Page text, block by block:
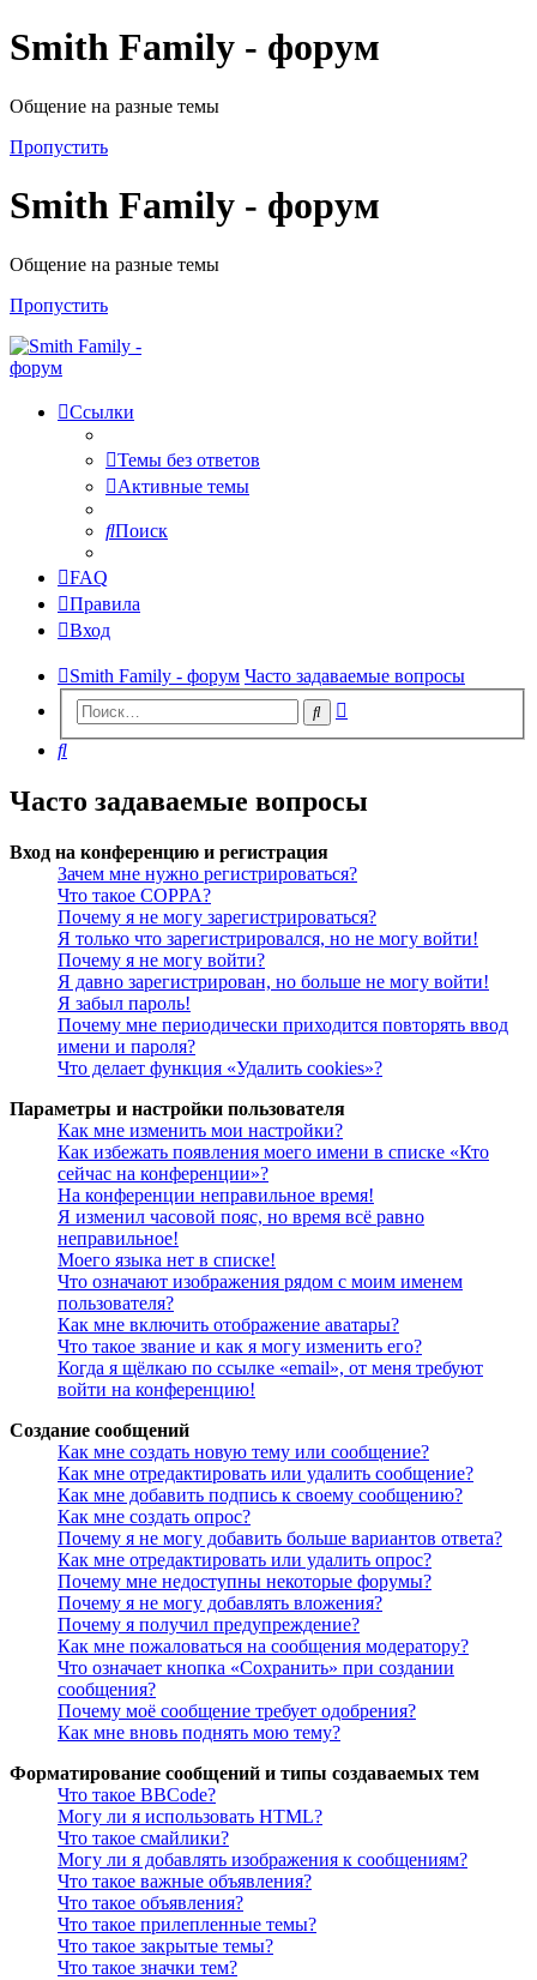
Smith Family - форум
Общение на разные темы
Пропустить
Smith Family - форум
Общение на разные темы
Пропустить
Ссылки
Темы без ответов
Активные темы
Поиск
FAQ
Правила
Вход
Smith Family - форум Часто задаваемые вопросы
Поиск
Поиск
Часто задаваемые вопросы
Вход на конференцию и регистрация
Зачем мне нужно регистрироваться?
Что такое COPPA?
Почему я не могу зарегистрироваться?
Я только что зарегистрировался, но не могу войти!
Почему я не могу войти?
Я давно зарегистрирован, но больше не могу войти!
Я забыл пароль!
Почему мне периодически приходится повторять ввод
имени и пароля?
Что делает функция «Удалить cookies»?
Параметры и настройки пользователя
Как мне изменить мои настройки?
Как избежать появления моего имени в списке «Кто
сейчас на конференции»?
На конференции неправильное время!
Я изменил часовой пояс, но время всё равно
неправильное!
Моего языка нет в списке!
Что означают изображения рядом с моим именем
пользователя?
Как мне включить отображение аватары?
Что такое звание и как я могу изменить его?
Когда я щёлкаю по ссылке «email», от меня требуют
войти на конференцию!
Создание сообщений
Как мне создать новую тему или сообщение?
Как мне отредактировать или удалить сообщение?
Как мне добавить подпись к своему сообщению?
Как мне создать опрос?
Почему я не могу добавить больше вариантов ответа?
Как мне отредактировать или удалить опрос?
Почему мне недоступны некоторые форумы?
Почему я не могу добавлять вложения?
Почему я получил предупреждение?
Как мне пожаловаться на сообщения модератору?
Что означает кнопка «Сохранить» при создании
сообщения?
Почему моё сообщение требует одобрения?
Как мне вновь поднять мою тему?
Форматирование сообщений и типы создаваемых тем
Что такое BBCode?
Могу ли я использовать HTML?
Что такое смайлики?
Могу ли я добавлять изображения к сообщениям?
Что такое важные объявления?
Что такое объявления?
Что такое прилепленные темы?
Что такое закрытые темы?
Что такое значки тем?